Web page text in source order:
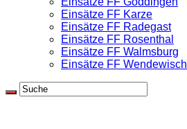
Einsätze FF Karze
Einsätze FF Radegast
Einsätze FF Rosenthal
Einsätze FF Walmsburg
Einsätze FF Wendewisch